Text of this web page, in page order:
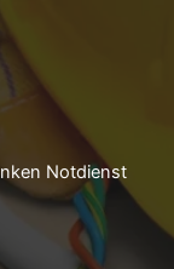
Notdienst